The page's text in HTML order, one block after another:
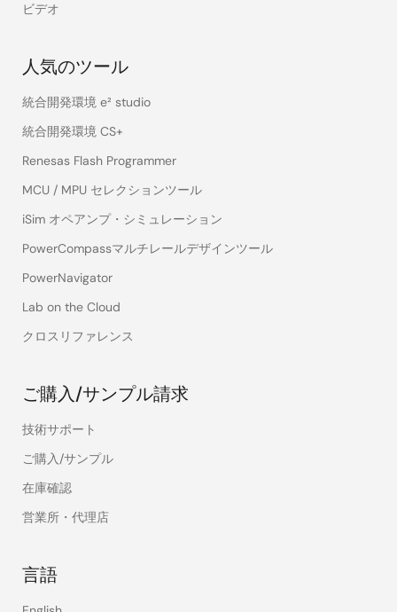
ビデオ
人気のツール
統合開発環境 e² studio
統合開発環境 CS+
Renesas Flash Programmer
MCU / MPU セレクションツール
iSim オペアンプ・シミュレーション
PowerCompassマルチレールデザインツール
PowerNavigator
Lab on the Cloud
クロスリファレンス
ご購入/サンプル請求
技術サポート
ご購入/サンプル
在庫確認
営業所・代理店
言語